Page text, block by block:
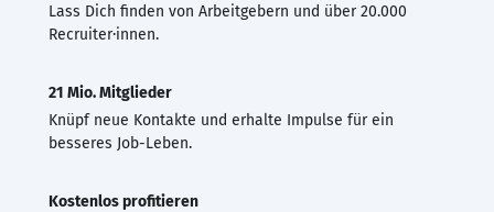
Lass Dich finden von Arbeitgebern und über 20.000
Recruiter·innen.
21 Mio. Mitglieder
Knüpf neue Kontakte und erhalte Impulse für ein
besseres Job-Leben.
Kostenlos profitieren